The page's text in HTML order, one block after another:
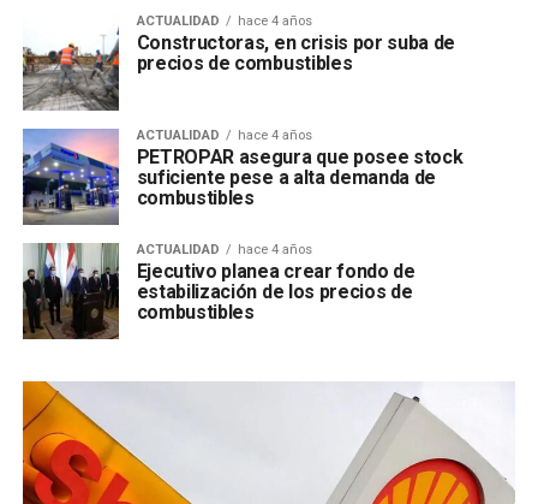
ACTUALIDAD hace 4 años
Constructoras, en crisis por suba de
precios de combustibles
ACTUALIDAD hace 4 años
PETROPAR asegura que posee stock
suficiente pese a alta demanda de
combustibles
ACTUALIDAD hace 4 años
Ejecutivo planea crear fondo de
estabilización de los precios de
combustibles